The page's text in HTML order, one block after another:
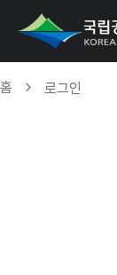
홈 로그인